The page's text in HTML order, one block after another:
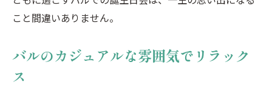
影スポット
港区バルのスタッフとのコミュニケーショ
こと間違いありません。
バルのカジュアルな雰囲気でリラック
ス